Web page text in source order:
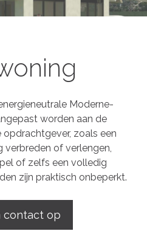
Moderne-
worden aan de
zoals een
verbreden of verlengen,
of zelfs een volledig
zijn praktisch onbeperkt.
contact op